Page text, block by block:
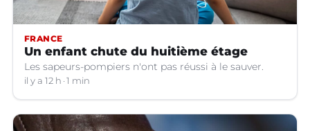
FRANCE
Un enfant chute du huitième étage
Les sapeurs-pompiers n'ont pas réussi à le sauver.
il y a 12 h 1 min